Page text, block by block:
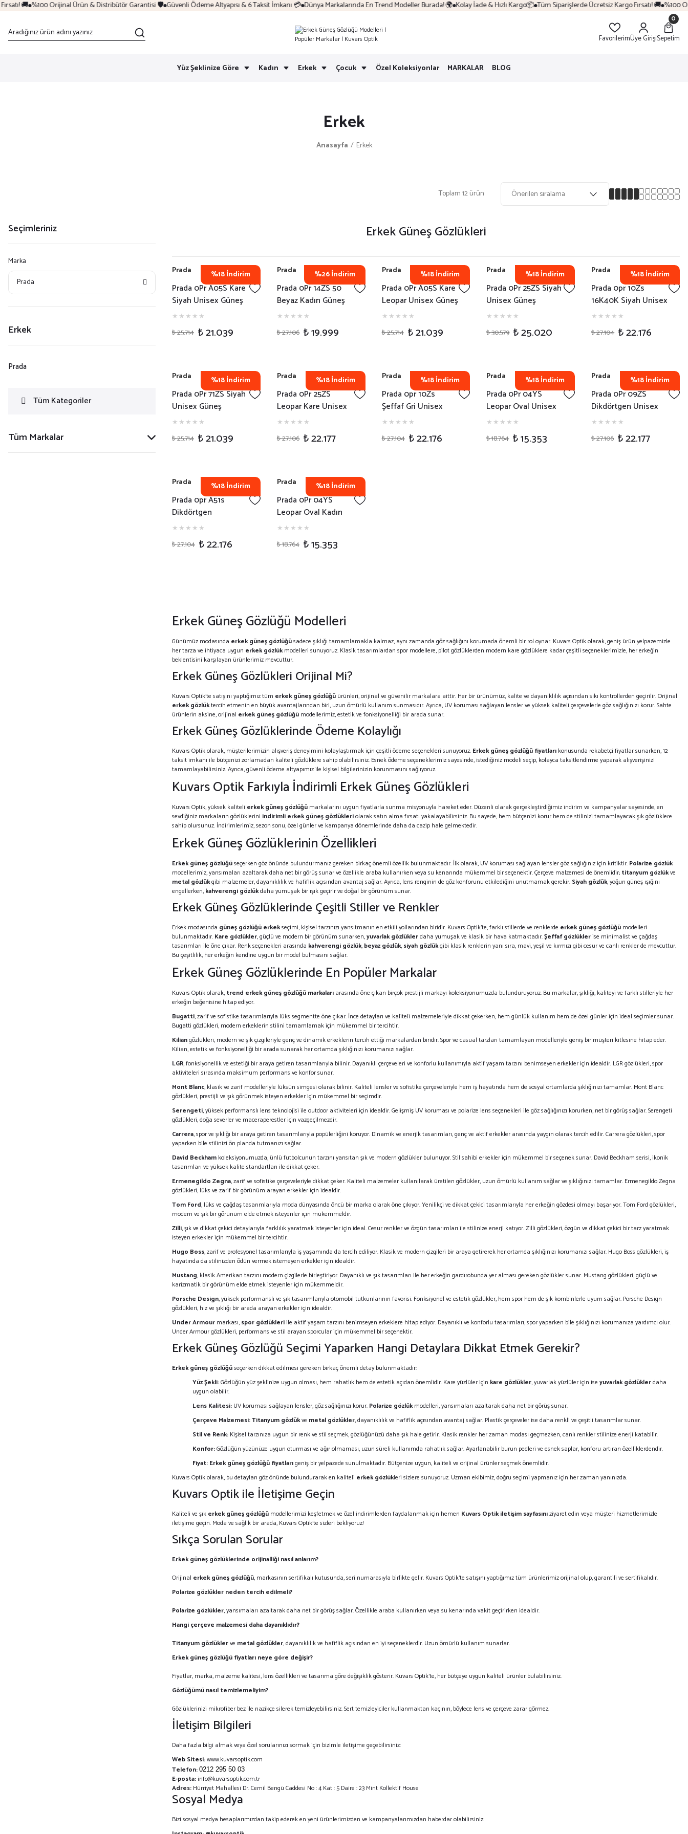
🚚 %100 Orijinal Ürün & Distribütör Garantisi 🛡️ Güvenli Ödeme Altyapısı & 6 Taksit İmkanı 💳 Dünya Markalarında En Trend Modeller Burada! 🌍 Kolay İade & Hızlı Kargo📦 Tüm Siparişlerde Ücretsiz Kargo Fırsatı! 🚚 %100
FavorilerimÜye Girişi
0
Sepetim
Yüz Şeklinize Göre Kadın Erkek Çocuk Özel Koleksiyonlar MARKALAR BLOG
Erkek
Anasayfa Erkek
Toplam 12 ürün
Seçimleriniz
Marka
Prada
Erkek
Prada
Tüm Kategoriler
Tüm Markalar
Erkek Güneş Gözlükleri
%18 İndirim
Prada
Prada 0Pr A05S Kare
Siyah Unisex Güneş
Gözlüğü
₺ 25.714 ₺ 21.039
%26 İndirim
Prada
Prada 0Pr 14ZS 50
Beyaz Kadın Güneş
Gözlüğü
₺ 27.106 ₺ 19.999
%18 İndirim
Prada
Prada 0Pr A05S Kare
Leopar Unisex Güneş
Gözlüğü
₺ 25.714 ₺ 21.039
%18 İndirim
Prada
Prada 0Pr 25ZS Siyah
Unisex Güneş
Gözlüğü
₺ 30.579 ₺ 25.020
%18 İndirim
Prada
Prada 0pr 10Zs
16K40K Siyah Unisex
Güneş Gözlüğü
₺ 27.104 ₺ 22.176
%18 İndirim
Prada
Prada 0Pr 71ZS Siyah
Unisex Güneş
Gözlüğü
₺ 25.714 ₺ 21.039
%18 İndirim
Prada
Prada 0Pr 25ZS
Leopar Kare Unisex
Güneş Gözlüğü
₺ 27.106 ₺ 22.177
%18 İndirim
Prada
Prada 0pr 10Zs
Şeffaf Gri Unisex
Güneş Gözlüğü
₺ 27.104 ₺ 22.176
%18 İndirim
Prada
Prada 0Pr 04YS
Leopar Oval Unisex
Güneş Gözlüğü
₺ 18.764 ₺ 15.353
%18 İndirim
Prada
Prada 0Pr 09ZS
Dikdörtgen Unisex
Güneş Gözlüğü
₺ 27.106 ₺ 22.177
%18 İndirim
Prada
Prada 0pr A51s
Dikdörtgen
Kahverengi Unisex
Güneş Gözlüğü
₺ 27.104 ₺ 22.176
%18 İndirim
Prada
Prada 0Pr 04YS
Leopar Oval Kadın
Güneş Gözlüğü
₺ 18.764 ₺ 15.353
Erkek Güneş Gözlüğü Modelleri
Günümüz modasında erkek güneş gözlüğüsadece şıklığı tamamlamakla kalmaz, aynı zamanda göz sağlığını korumada önemli bir rol oynar. Kuvars Optik olarak, geniş ürün yelpazemizle
her tarza ve ihtiyaca uygun erkek gözlükmodelleri sunuyoruz. Klasik tasarımlardan spor modellere, pilot gözlüklerden modern kare gözlüklere kadar çeşitli seçeneklerimizle, her erkeğin
beklentisini karşılayan ürünlerimiz mevcuttur.
Erkek Güneş Gözlükleri Orijinal Mi?
Kuvars Optik’te satışını yaptığımız tüm erkek güneş gözlüğü ürünleri, orijinal ve güvenilir markalara aittir. Her bir ürünümüz, kalite ve dayanıklılık açısından sıkı kontrollerden geçirilir. Orijinal
erkek gözlüktercih etmenin en büyük avantajlarından biri, uzun ömürlü kullanım sunmasıdır. Ayrıca, UV koruması sağlayan lensler ve yüksek kaliteli çerçevelerle göz sağlığınızı korur. Sahte
ürünlerin aksine, orijinal erkek güneş gözlüğü modellerimiz, estetik ve fonksiyonelliği bir arada sunar.
Erkek Güneş Gözlüklerinde Ödeme Kolaylığı
Kuvars Optik olarak, müşterilerimizin alışveriş deneyimini kolaylaştırmak için çeşitli ödeme seçenekleri sunuyoruz. Erkek güneş gözlüğü fiyatları konusunda rekabetçi fiyatlar sunarken, 12
taksit imkanı ile bütçenizi zorlamadan kaliteli gözlüklere sahip olabilirsiniz. Esnek ödeme seçeneklerimiz sayesinde, istediğiniz modeli seçip, kolayca taksitlendirme yaparak alışverişinizi
tamamlayabilirsiniz. Ayrıca, güvenli ödeme altyapımız ile kişisel bilgilerinizin korunmasını sağlıyoruz.
Kuvars Optik Farkıyla İndirimli Erkek Güneş Gözlükleri
Kuvars Optik, yüksek kaliteli erkek güneş gözlüğü markalarını uygun fiyatlarla sunma misyonuyla hareket eder. Düzenli olarak gerçekleştirdiğimiz indirim ve kampanyalar sayesinde, en
sevdiğiniz markaların gözlüklerini indirimli erkek güneş gözlükleriolarak satın alma fırsatı yakalayabilirsiniz. Bu sayede, hem bütçenizi korur hem de stilinizi tamamlayacak şık gözlüklere
sahip olursunuz. İndirimlerimiz, sezon sonu, özel günler ve kampanya dönemlerinde daha da cazip hale gelmektedir.
Erkek Güneş Gözlüklerinin Özellikleri
Erkek güneş gözlüğüseçerken göz önünde bulundurmanız gereken birkaç önemli özellik bulunmaktadır. İlk olarak, UV koruması sağlayan lensler göz sağlığınız için kritiktir. Polarize gözlük
modellerimiz, yansımaları azaltarak daha net bir görüş sunar ve özellikle araba kullanırken veya su kenarında mükemmel bir seçenektir. Çerçeve malzemesi de önemlidir; titanyum gözlükve
metal gözlükgibi malzemeler, dayanıklılık ve hafiflik açısından avantaj sağlar. Ayrıca, lens renginin de göz konforunu etkilediğini unutmamak gerekir. Siyah gözlük, yoğun güneş ışığını
engellerken, kahverengi gözlükdaha yumuşak bir ışık geçirir ve doğal bir görünüm sunar.
Erkek Güneş Gözlüklerinde Çeşitli Stiller ve Renkler
Erkek modasında güneş gözlüğü erkekseçimi, kişisel tarzınızı yansıtmanın en etkili yollarından biridir. Kuvars Optik’te, farklı stillerde ve renklerde erkek güneş gözlüğü modelleri
bulunmaktadır. Kare gözlükler, güçlü ve modern bir görünüm sunarken,yuvarlak gözlüklerdaha yumuşak ve klasik bir hava katmaktadır.Şeffaf gözlüklerise minimalist ve çağdaş
tasarımları ile öne çıkar. Renk seçenekleri arasında kahverengi gözlük, beyaz gözlük, siyah gözlükgibi klasik renklerin yanı sıra, mavi, yeşil ve kırmızı gibi cesur ve canlı renkler de mevcuttur.
Bu çeşitlilik, her erkeğin kendine uygun bir model bulmasını sağlar.
Erkek Güneş Gözlüklerinde En Popüler Markalar
Kuvars Optik olarak, trend erkek güneş gözlüğü markaları arasında öne çıkan birçok prestijli markayı koleksiyonumuzda bulunduruyoruz. Bu markalar, şıklığı, kaliteyi ve farklı stilleriyle her
erkeğin beğenisine hitap ediyor.
Bugatti, zarif ve sofistike tasarımlarıyla lüks segmentte öne çıkar. İnce detayları ve kaliteli malzemeleriyle dikkat çekerken, hem günlük kullanım hem de özel günler için ideal seçimler sunar.
Bugatti gözlükleri, modern erkeklerin stilini tamamlamak için mükemmel bir tercihtir.
Kiliangözlükleri, modern ve şık çizgileriyle genç ve dinamik erkeklerin tercih ettiği markalardan biridir. Spor ve casual tarzları tamamlayan modelleriyle geniş bir müşteri kitlesine hitap eder.
Kilian, estetik ve fonksiyonelliği bir arada sunarak her ortamda şıklığınızı korumanızı sağlar.
LGR, fonksiyonellik ve estetiği bir araya getiren tasarımlarıyla bilinir. Dayanıklı çerçeveleri ve konforlu kullanımıyla aktif yaşam tarzını benimseyen erkekler için idealdir. LGR gözlükleri, spor
aktiviteleri sırasında maksimum performans ve konfor sunar.
Mont Blanc, klasik ve zarif modelleriyle lüksün simgesi olarak bilinir. Kaliteli lensler ve sofistike çerçeveleriyle hem iş hayatında hem de sosyal ortamlarda şıklığınızı tamamlar. Mont Blanc
gözlükleri, prestijli ve şık görünmek isteyen erkekler için mükemmel bir seçimdir.
Serengeti, yüksek performanslı lens teknolojisi ile outdoor aktiviteleri için idealdir. Gelişmiş UV koruması ve polarize lens seçenekleri ile göz sağlığınızı korurken, net bir görüş sağlar. Serengeti
gözlükleri, doğa severler ve maceraperestler için vazgeçilmezdir.
Carrera, spor ve şıklığı bir araya getiren tasarımlarıyla popülerliğini koruyor. Dinamik ve enerjik tasarımları, genç ve aktif erkekler arasında yaygın olarak tercih edilir. Carrera gözlükleri, spor
yaparken bile stilinizi ön planda tutmanızı sağlar.
David Beckham koleksiyonumuzda, ünlü futbolcunun tarzını yansıtan şık ve modern gözlükler bulunuyor. Stil sahibi erkekler için mükemmel bir seçenek sunar. David Beckham serisi, ikonik
tasarımları ve yüksek kalite standartları ile dikkat çeker.
Ermenegildo Zegna, zarif ve sofistike çerçeveleriyle dikkat çeker. Kaliteli malzemeler kullanılarak üretilen gözlükler, uzun ömürlü kullanım sağlar ve şıklığınızı tamamlar. Ermenegildo Zegna
gözlükleri, lüks ve zarif bir görünüm arayan erkekler için idealdir.
Tom Ford, lüks ve çağdaş tasarımlarıyla moda dünyasında öncü bir marka olarak öne çıkıyor. Yenilikçi ve dikkat çekici tasarımlarıyla her erkeğin gözdesi olmayı başarıyor. Tom Ford gözlükleri,
modern ve şık bir görünüm elde etmek isteyenler için mükemmeldir.
Zilli, şık ve dikkat çekici detaylarıyla farklılık yaratmak isteyenler için ideal. Cesur renkler ve özgün tasarımları ile stilinize enerji katıyor. Zilli gözlükleri, özgün ve dikkat çekici bir tarz yaratmak
isteyen erkekler için mükemmel bir tercihtir.
Hugo Boss, zarif ve profesyonel tasarımlarıyla iş yaşamında da tercih ediliyor. Klasik ve modern çizgileri bir araya getirerek her ortamda şıklığınızı korumanızı sağlar. Hugo Boss gözlükleri, iş
hayatında da stilinizden ödün vermek istemeyen erkekler için idealdir.
Mustang, klasik Amerikan tarzını modern çizgilerle birleştiriyor. Dayanıklı ve şık tasarımları ile her erkeğin gardırobunda yer alması gereken gözlükler sunar. Mustang gözlükleri, güçlü ve
karizmatik bir görünüm elde etmek isteyenler için mükemmeldir.
Porsche Design, yüksek performanslı ve şık tasarımlarıyla otomobil tutkunlarının favorisi. Fonksiyonel ve estetik gözlükler, hem spor hem de şık kombinlerle uyum sağlar. Porsche Design
gözlükleri, hız ve şıklığı bir arada arayan erkekler için idealdir.
Under Armour markası, spor gözlükleriile aktif yaşam tarzını benimseyen erkeklere hitap ediyor. Dayanıklı ve konforlu tasarımları, spor yaparken bile şıklığınızı korumanıza yardımcı olur.
Under Armour gözlükleri, performans ve stil arayan sporcular için mükemmel bir seçenektir.
Erkek Güneş Gözlüğü Seçimi Yaparken Hangi Detaylara Dikkat Etmek Gerekir?
Erkek güneş gözlüğüseçerken dikkat edilmesi gereken birkaç önemli detay bulunmaktadır:
Yüz Şekli:Gözlüğün yüz şeklinize uygun olması, hem rahatlık hem de estetik açıdan önemlidir. Kare yüzlüler için kare gözlükler, yuvarlak yüzlüler için ise yuvarlak gözlüklerdaha
uygun olabilir.
Lens Kalitesi: UV koruması sağlayan lensler, göz sağlığınızı korur. Polarize gözlükmodelleri, yansımaları azaltarak daha net bir görüş sunar.
Çerçeve Malzemesi:Titanyum gözlükve metal gözlükler, dayanıklılık ve hafiflik açısından avantaj sağlar. Plastik çerçeveler ise daha renkli ve çeşitli tasarımlar sunar.
Stil ve Renk: Kişisel tarzınıza uygun bir renk ve stil seçmek, gözlüğünüzü daha şık hale getirir. Klasik renkler her zaman modası geçmezken, canlı renkler stilinize enerji katabilir.
Konfor:Gözlüğün yüzünüze uygun oturması ve ağır olmaması, uzun süreli kullanımda rahatlık sağlar. Ayarlanabilir burun pedleri ve esnek saplar, konforu artıran özelliklerdendir.
Fiyat: Erkek güneş gözlüğü fiyatlarıgeniş bir yelpazede sunulmaktadır. Bütçenize uygun, kaliteli ve orijinal ürünler seçmek önemlidir.
Kuvars Optik olarak, bu detayları göz önünde bulundurarak en kaliteli erkek gözlükleri sizlere sunuyoruz. Uzman ekibimiz, doğru seçimi yapmanız için her zaman yanınızda.
Kuvars Optik ile İletişime Geçin
Kaliteli ve şık erkek güneş gözlüğü modellerimizi keşfetmek ve özel indirimlerden faydalanmak için hemen Kuvars Optik iletişim sayfasınıziyaret edin veya müşteri hizmetlerimizle
iletişime geçin. Moda ve sağlık bir arada, Kuvars Optik’te sizleri bekliyoruz!
Sıkça Sorulan Sorular
Erkek güneş gözlüklerinde orijinalliği nasıl anlarım?
Orijinal erkek güneş gözlüğü, markasının sertifikalı kutusunda, seri numarasıyla birlikte gelir. Kuvars Optik’te satışını yaptığımız tüm ürünlerimiz orijinal olup, garantili ve sertifikalıdır.
Polarize gözlükler neden tercih edilmeli?
Polarize gözlükler, yansımaları azaltarak daha net bir görüş sağlar. Özellikle araba kullanırken veya su kenarında vakit geçirirken idealdir.
Hangi çerçeve malzemesi daha dayanıklıdır?
Titanyum gözlüklerve metal gözlükler, dayanıklılık ve hafiflik açısından en iyi seçeneklerdir. Uzun ömürlü kullanım sunarlar.
Erkek güneş gözlüğü fiyatları neye göre değişir?
Fiyatlar, marka, malzeme kalitesi, lens özellikleri ve tasarıma göre değişiklik gösterir. Kuvars Optik’te, her bütçeye uygun kaliteli ürünler bulabilirsiniz.
Gözlüğümü nasıl temizlemeliyim?
Gözlüklerinizi mikrofiber bez ile nazikçe silerek temizleyebilirsiniz. Sert temizleyiciler kullanmaktan kaçının, böylece lens ve çerçeve zarar görmez.
İletişim Bilgileri
Daha fazla bilgi almak veya özel sorularınızı sormak için bizimle iletişime geçebilirsiniz:
Web Sitesi:www.kuvarsoptik.com
Telefon: 0212 295 50 03
E-posta:info@kuvarsoptik.com.tr
Adres: Hürriyet Mahallesi Dr. Cemil Bengü Caddesi No : 4 Kat : 5 Daire : 23 Mint Kollektif House
Sosyal Medya
Bizi sosyal medya hesaplarımızdan takip ederek en yeni ürünlerimizden ve kampanyalarımızdan haberdar olabilirsiniz: